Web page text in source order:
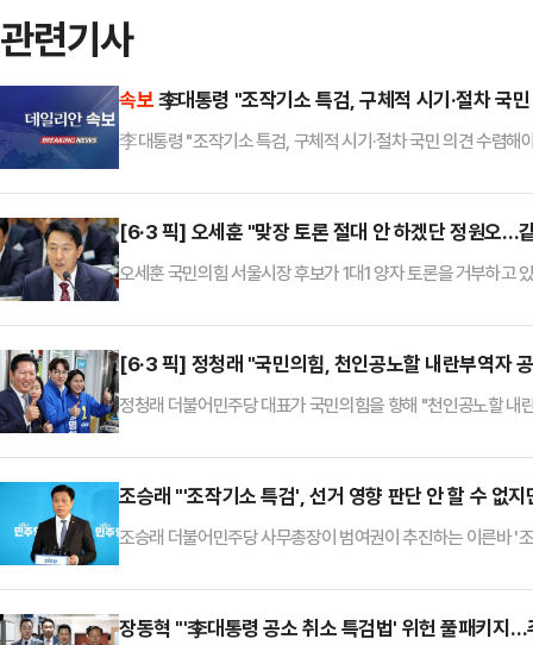
관련기사
속보李대통령 "조작기소 특검, 구체적 시기·절차 국
李대통령 "조작기소 특검, 구체적 시기·절차 국민 의견 수렴해
[6·3 픽] 오세훈 "맞장 토론 절대 안 하겠단 정원오…
오세훈 국민의힘 서울시장 후보가 1대1 양자 토론을 거부하고
와) 충분한 토론 기회를 가지려고 여러 노력 중이다. 같이 앉
안 하겠다는 것"이라고 비판했다.이어 오 후보는 "관훈토론회
[6·3 픽] 정청래 "국민의힘, 천인공노할 내란부역자
정청래 더불어민주당 대표가 국민의힘을 향해 "천인공노할
것에 국민 앞에 석고대죄해도 모자랄 판에 오히려 윤석열 부
민의힘에서 공천한 면면을 보면 경악을 금할 길이 없다. 내란
조승래 "'조작기소 특검', 선거 영향 판단 안 할 수 없
조승래 더불어민주당 사무총장이 범여권이 추진하는 이른바 '
다"면서도 이 같이 말했다.이어 "조작기소와 관련해 국정조사
야 할 사항이 있다고 판단했다"며 "이런 취지에서 특검이 필
장동혁 "'李대통령 공소 취소 특검법' 위헌 풀패키지